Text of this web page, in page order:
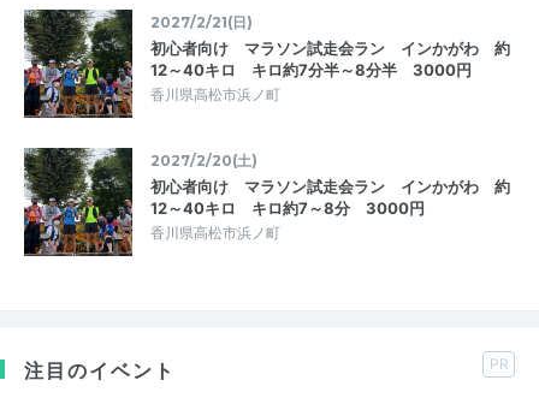
2027/2/21(日)
初心者向け マラソン試走会ラン インかがわ 約
12～40キロ キロ約7分半～8分半 3000円
香川県高松市浜ノ町
2027/2/20(土)
初心者向け マラソン試走会ラン インかがわ 約
12～40キロ キロ約7～8分 3000円
香川県高松市浜ノ町
注目のイベント PR